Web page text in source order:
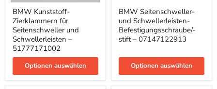
BMW
Kunststoff-
Zierklammern
für
Seitenschweller
und
Schwellerleisten
–
51777171002
BMW Kunststoff-
Zierklammern für
Seitenschweller und
Schwellerleisten –
51777171002
Optionen auswählen
Seitenschweller-
und
Schwellerleisten-
Befestigungsschraube/-
stift
07147122913
BMW Seitenschweller-
und Schwellerleisten-
Befestigungsschraube/-
stift – 07147122913
Optionen auswählen